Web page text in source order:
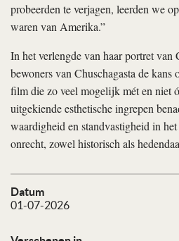
Datum
01-07-2026
probeerden te verjagen, leerden we
waren van Amerika.”
In het verlengde van haar portret van
bewoners van Chuschagasta de
film die zo veel mogelijk mét en niet
uitgekiende esthetische ingrepen
waardigheid en standvastigheid in
onrecht, zowel historisch als